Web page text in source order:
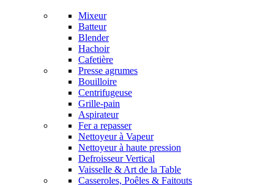
Mixeur
Batteur
Blender
Hachoir
Cafetière
Presse agrumes
Bouilloire
Centrifugeuse
Grille-pain
Aspirateur
Fer a repasser
Nettoyeur à Vapeur
Nettoyeur à haute pression
Defroisseur Vertical
Vaisselle & Art de la Table
Casseroles, Poêles & Faitouts